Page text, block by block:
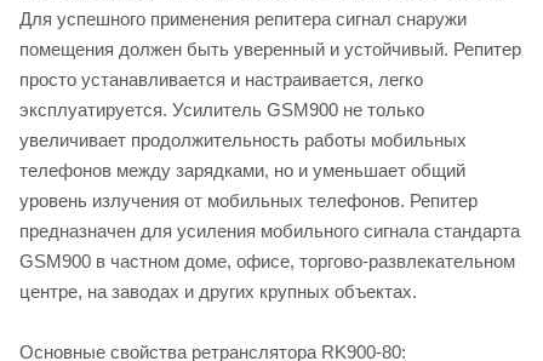
Для успешного применения репитера сигнал снаружи
помещения должен быть уверенный и устойчивый. Репитер
просто устанавливается и настраивается, легко
эксплуатируется. Усилитель GSM900 не только
увеличивает продолжительность работы мобильных
телефонов между зарядками, но и уменьшает общий
уровень излучения от мобильных телефонов. Репитер
предназначен для усиления мобильного сигнала стандарта
GSM900 в частном доме, офисе, торгово-развлекательном
центре, на заводах и других крупных объектах.
Основные свойства ретранслятора RK900-80: